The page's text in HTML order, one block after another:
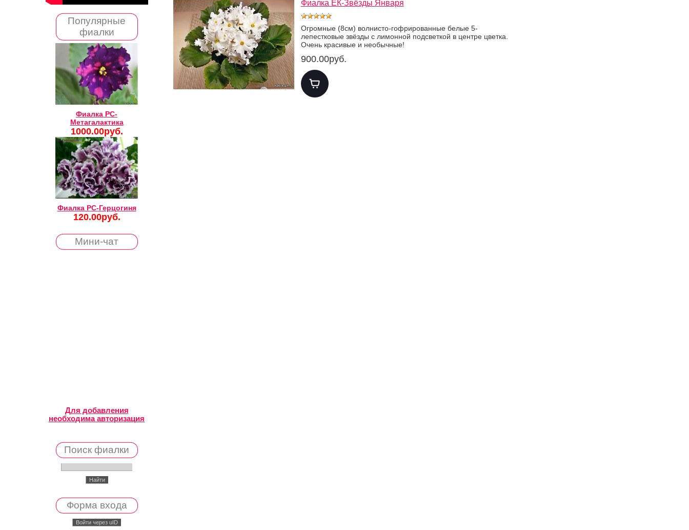
Популярные
фиалки
Фиалка РС-
Метагалактика
1000.00руб.
Фиалка РС-Герцогиня
120.00руб.
Мини-чат
Для добавления
необходима авторизация
Поиск фиалки
Форма входа
Войти через uID
Фиалка ЕК-Звёзды Января
Огромные (8см) волнисто-гофрированные белые 5-
лепестковые звёзды с лимонной подсветкой в центре цветка.
Очень красивые и необычные!
900.00руб.